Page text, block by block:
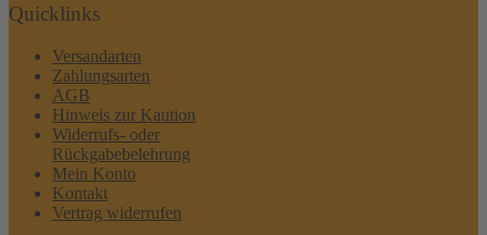
Quicklinks
Versandarten
Zahlungsarten
AGB
Hinweis zur Kaution
Widerrufs- oder
Rückgabebelehrung
Mein Konto
Kontakt
Vertrag widerrufen